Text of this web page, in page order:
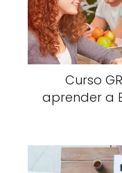
Curso
aprender a